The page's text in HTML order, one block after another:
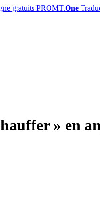
PROMT.One
» en